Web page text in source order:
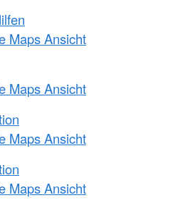
Maps Ansicht
Maps Ansicht
Maps Ansicht
Maps Ansicht